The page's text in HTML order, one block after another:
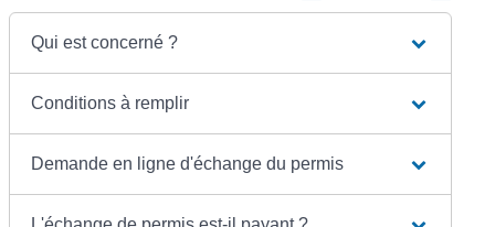
Qui est concerné ?
Conditions à remplir
Demande en ligne d'échange du permis